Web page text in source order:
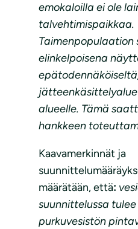
emokaloilla ei ole
talvehtimispaikkaa.
Taimenpopulaation
elinkelpoisena
alueelle. Tämä
hankkeen
Kaavamerkinnät ja
määrätään, että:
suunnittelussa
purkuvesistön